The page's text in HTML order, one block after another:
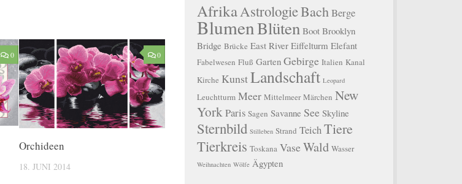
0 0
Orchideen
18. JUNI 2014
AfrikaAstrologieBachBerge
BlumenBlüten Boot Brooklyn
Bridge Brücke East River Eiffelturm Elefant
Fabelwesen Fluß Garten Gebirge Italien Kanal
Kirche KunstLandschaft Leopard
Leuchtturm Meer Mittelmeer Märchen New
YorkParis Sagen Savanne See Skyline
Sternbild Stilleben Strand TeichTiere
Tierkreis Toskana VaseWald Wasser
Weihnachten Wölfe Ägypten